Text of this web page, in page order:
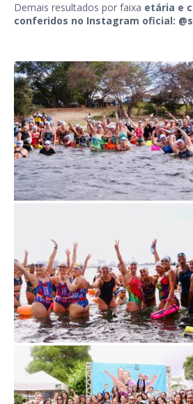
Demais resultados por faixa etária e
conferidos no Instagram oficial: